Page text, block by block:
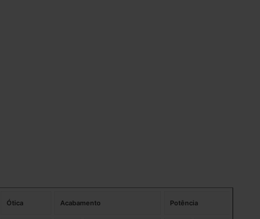
Ótica Acabamento Potência